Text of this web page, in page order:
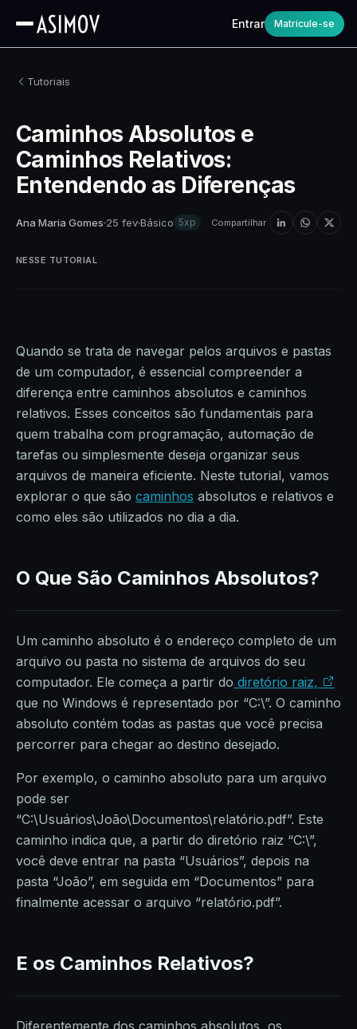
Entrar Matricule-se
Tutoriais
Caminhos Absolutos e
Caminhos Relativos:
Entendendo as Diferenças
Ana Maria Gomes 25 fevBásico 5xp Compartilhar
Quando se trata de navegar pelos arquivos e pastas
de um computador, é essencial compreender a
diferença entre caminhos absolutos e caminhos
relativos. Esses conceitos são fundamentais para
quem trabalha com programação, automação de
tarefas ou simplesmente deseja organizar seus
arquivos de maneira eficiente. Neste tutorial, vamos
explorar o que são caminhos absolutos e relativos e
como eles são utilizados no dia a dia.
O Que São Caminhos Absolutos?
Um caminho absoluto é o endereço completo de um
arquivo ou pasta no sistema de arquivos do seu
computador. Ele começa a partir do diretório raiz,
que no Windows é representado por “C:\”. O caminho
absoluto contém todas as pastas que você precisa
percorrer para chegar ao destino desejado.
Por exemplo, o caminho absoluto para um arquivo
pode ser
“C:\Usuários\João\Documentos\relatório.pdf”. Este
caminho indica que, a partir do diretório raiz “C:\”,
você deve entrar na pasta “Usuários”, depois na
pasta “João”, em seguida em “Documentos” para
finalmente acessar o arquivo “relatório.pdf”.
E os Caminhos Relativos?
Diferentemente dos caminhos absolutos, os
NESSE TUTORIAL